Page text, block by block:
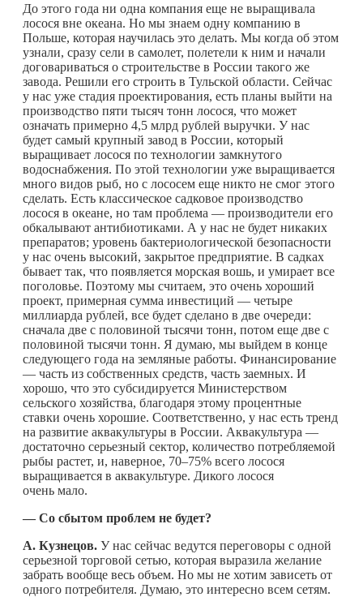
До этого года ни одна компания еще не выращивала
лосося вне океана. Но мы знаем одну компанию в
Польше, которая научилась это делать. Мы когда об этом
узнали, сразу сели в самолет, полетели к ним и начали
договариваться о строительстве в России такого же
завода. Решили его строить в Тульской области. Сейчас
у нас уже стадия проектирования, есть планы выйти на
производство пяти тысяч тонн лосося, что может
означать примерно 4,5 млрд рублей выручки. У нас
будет самый крупный завод в России, который
выращивает лосося по технологии замкнутого
водоснабжения. По этой технологии уже выращивается
много видов рыб, но с лососем еще никто не смог этого
сделать. Есть классическое садковое производство
лосося в океане, но там проблема — производители его
обкалывают антибиотиками. А у нас не будет никаких
препаратов; уровень бактериологической безопасности
у нас очень высокий, закрытое предприятие. В садках
бывает так, что появляется морская вошь, и умирает все
поголовье. Поэтому мы считаем, это очень хороший
проект, примерная сумма инвестиций — четыре
миллиарда рублей, все будет сделано в две очереди:
сначала две с половиной тысячи тонн, потом еще две с
половиной тысячи тонн. Я думаю, мы выйдем в конце
следующего года на земляные работы. Финансирование
— часть из собственных средств, часть заемных. И
хорошо, что это субсидируется Министерством
сельского хозяйства, благодаря этому процентные
ставки очень хорошие. Соответственно, у нас есть тренд
на развитие аквакультуры в России. Аквакультура —
достаточно серьезный сектор, количество потребляемой
рыбы растет, и, наверное, 70–75% всего лосося
выращивается в аквакультуре. Дикого лосося
очень мало.
— Со сбытом проблем не будет?
А. Кузнецов. У нас сейчас ведутся переговоры с одной
серьезной торговой сетью, которая выразила желание
забрать вообще весь объем. Но мы не хотим зависеть от
одного потребителя. Думаю, это интересно всем сетям.